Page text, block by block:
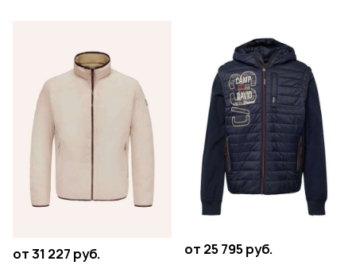
от 31 227 руб. от 25 795 руб.